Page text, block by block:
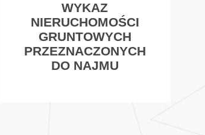
WYKAZ
NIERUCHOMOŚCI
GRUNTOWYCH
PRZEZNACZONYCH
DO NAJMU